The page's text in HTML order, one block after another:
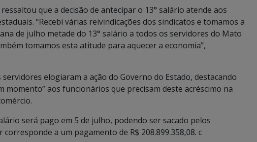
que a decisão de antecipar o 13° salário atende aos
“Recebi várias reivindicações dos sindicatos e tomamos a
de julho metade do 13° salário a todos os servidores do Mato
tomamos esta atitude para aquecer a economia”,
elogiaram a ação do Governo do Estado, destacando
momento” aos funcionários que precisam deste acréscimo na
será pago em 5 de julho, podendo ser sacado pelos
a um pagamento de R$ 208.899.358,08. c